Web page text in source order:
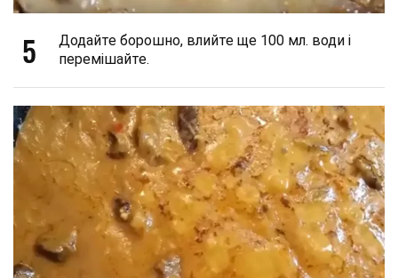
5
Додайте борошно, влийте ще 100 мл. води і
перемішайте.